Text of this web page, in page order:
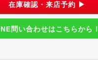
在庫確認・来店予約 ▶
問い合わせはこちらから！